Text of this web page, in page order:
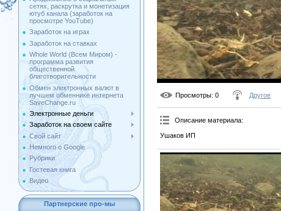
сетях, раскрутка и монетизация
ютуб канала (заработок на
просмотре YouTube)
Заработок на играх
Заработок на ставках
Whole World (Всем Миром) -
программа развития
общественной
благотворительности
Обмен электронных валют в
лучшем обменнике интернета
SaveChange.ru
Электронные деньги
Заработок на своем сайте
Свой сайт
Немного о Google
Рубрики
Гостевая книга
Видео
Партнерские про-мы
Просмотры: 0 Другое
Описание материала:
Ушаков ИП